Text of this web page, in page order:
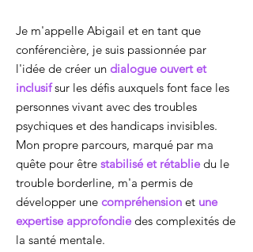
Je m'appelle Abigail et en tant que
conférencière, je suis passionnée par
l'idée de créer un dialogue ouvert et
inclusifsur les défis auxquels font face les
personnes vivant avec des troubles
psychiques et des handicaps invisibles.
Mon propre parcours, marqué par ma
quête pour être stabilisé et rétablie du le
trouble borderline, m'a permis de
développer une compréhension et une
expertise approfondie des complexités de
la santé mentale.